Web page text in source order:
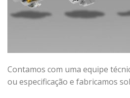
Contamos com uma equipe
ou especificação e fabricamos